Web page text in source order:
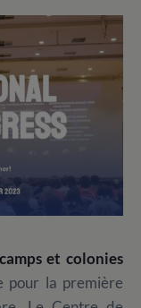
et colonies
pour la première